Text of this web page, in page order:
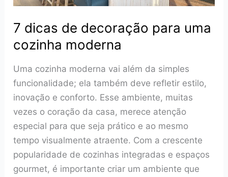
7 dicas de decoração para uma
cozinha moderna
Uma cozinha moderna vai além da simples
funcionalidade; ela também deve refletir estilo,
inovação e conforto. Esse ambiente, muitas
vezes o coração da casa, merece atenção
especial para que seja prático e ao mesmo
tempo visualmente atraente. Com a crescente
popularidade de cozinhas integradas e espaços
gourmet, é importante criar um ambiente que